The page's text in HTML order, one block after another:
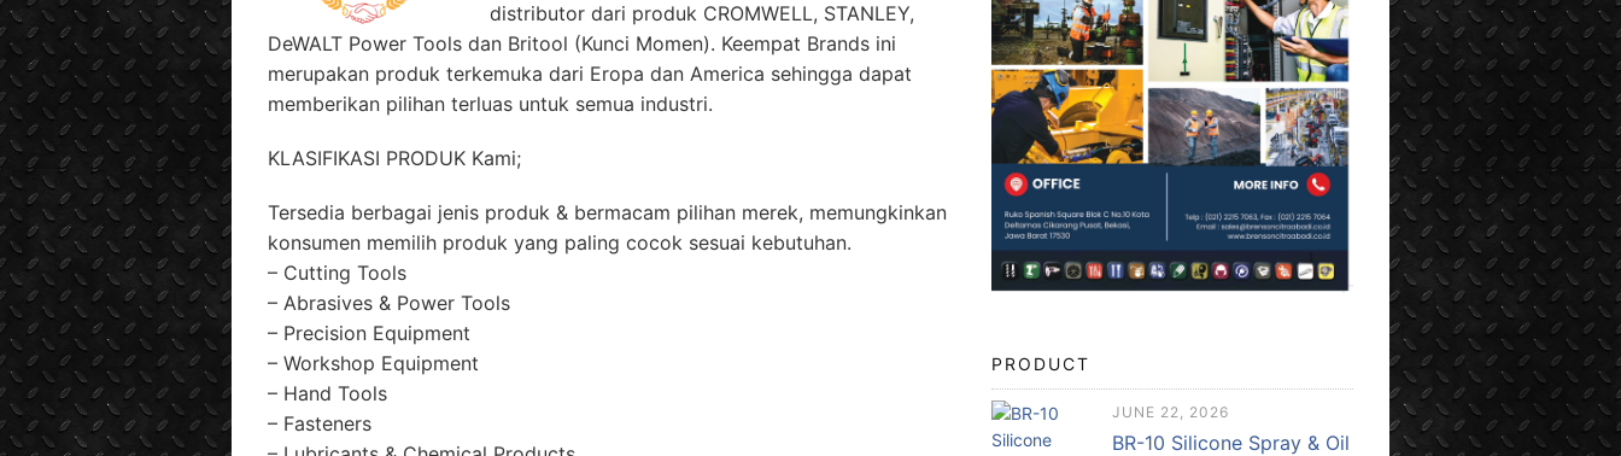
distributor dari produk CROMWELL, STANLEY,
DeWALT Power Tools dan Britool (Kunci Momen). Keempat Brands ini
merupakan produk terkemuka dari Eropa dan America sehingga dapat
memberikan pilihan terluas untuk semua industri.
KLASIFIKASI PRODUK Kami;
Tersedia berbagai jenis produk & bermacam pilihan merek, memungkinkan
konsumen memilih produk yang paling cocok sesuai kebutuhan.
– Cutting Tools
– Abrasives & Power Tools
– Precision Equipment
– Workshop Equipment
– Hand Tools
– Fasteners
PRODUCT
JUNE 22, 2026
BR-10 Silicone Spray & Oil